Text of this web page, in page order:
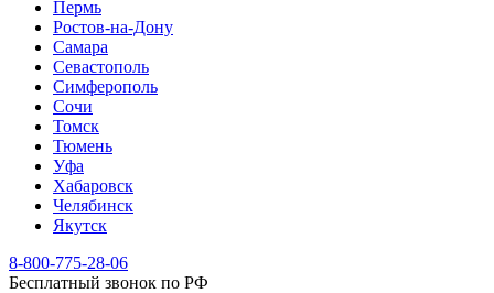
Пермь
Ростов-на-Дону
Самара
Севастополь
Симферополь
Сочи
Томск
Тюмень
Уфа
Хабаровск
Челябинск
Якутск
8-800-775-28-06
Бесплатный звонок по РФ